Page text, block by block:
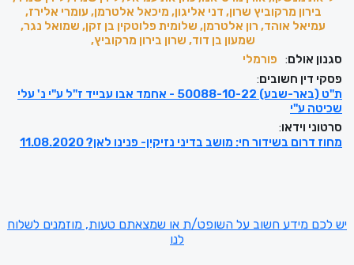
בירון מרקוביץ שרון, דני אליגון, מיכאל אלטרמן, עומרי אלירז,
עמיאל אוהד, רון אלטרמן, שלומית פלוטקין בן זקן, שמואל נגר,
שמעון בן דוד, שרון בירון מרקוביץ,
סגנון אולם:
פורמלי
פסקי דין חשובים:
ת"ט (באר-שבע) 50088-10-22 - אחמד אבו עבייד ז"ל ע"י נ' עלי
שכיטה ע"י
סרטוני וידאו:
מחוז דרום בשידור חי: מושב בדיני נזיקין- פנינו לאן? 11.08.2020
יש לכם מידע חשוב על השופט/ת או שמצאתם טעות, מוזמנים לשלוח
לנו